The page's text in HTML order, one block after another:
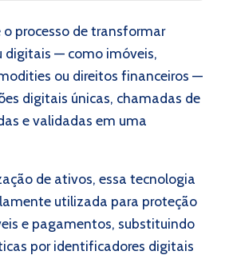
processo de transformar
digitais — como imóveis,
ou direitos financeiros —
digitais únicas, chamadas de
e validadas em uma
de ativos, essa tecnologia
utilizada para proteção
e pagamentos, substituindo
por identificadores digitais